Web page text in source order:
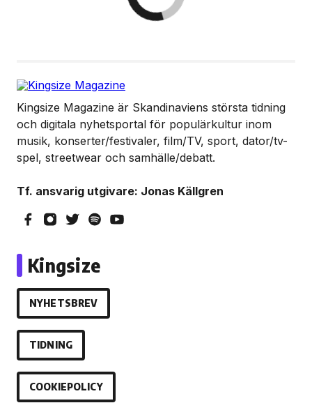
Kingsize Magazine är Skandinaviens största tidning
och digitala nyhetsportal för populärkultur inom
musik, konserter/festivaler, film/TV, sport, dator/tv-
spel, streetwear och samhälle/debatt.
Tf. ansvarig utgivare: Jonas Källgren
Kingsize
NYHETSBREV
TIDNING
COOKIEPOLICY